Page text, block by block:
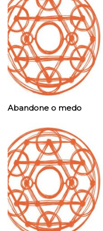
Abandone o medo